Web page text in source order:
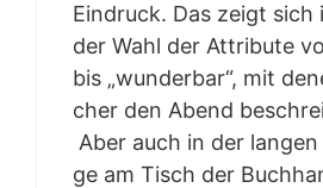
Ein­druck. Das zeigt sich
der Wahl der Attri­bu­te
bis „wun­der­bar“, mit
cher den Abend
Aber auch in der
ge am Tisch der